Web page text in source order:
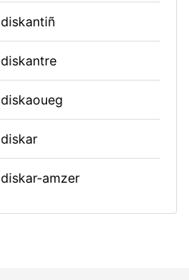
diskantiñ
diskantre
diskaoueg
diskar
diskar-amzer